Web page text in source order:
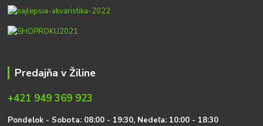
Predajňa v Žiline
+421 949 369 923
Pondelok - Sobota: 08:00 - 19:30, Nedeľa: 10:00 - 18:30